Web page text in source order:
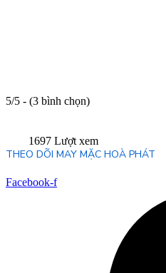
5/5 - (3 bình chọn)
1697 Lượt xem
THEO DÕI MAY MẶC HOÀ PHÁT
Facebook-f